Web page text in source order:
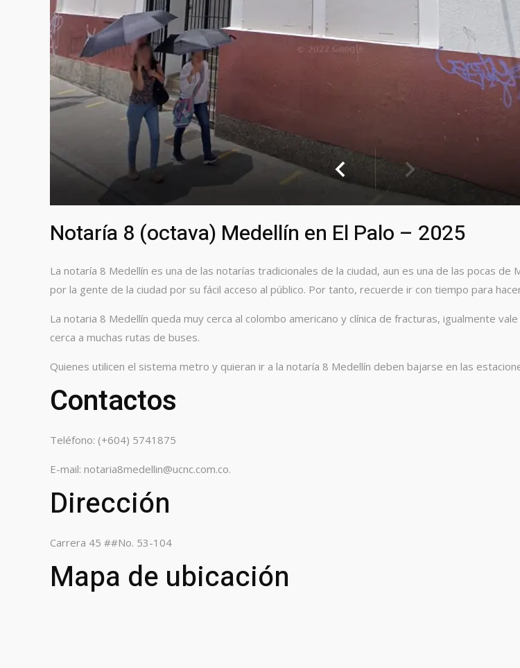
Notaría 8 (octava) Medellín en El Palo – 2025
La notaría 8 Medellín es una de las notarías tradicionales de la ciudad, aun es una de las pocas
por la gente de la ciudad por su fácil acceso al público. Por tanto, recuerde ir con tiempo para
La notaria 8 Medellín queda muy cerca al colombo americano y clínica de fracturas, igualmente
cerca a muchas rutas de buses.
Quienes utilicen el sistema metro y quieran ir a la notaría 8 Medellín deben bajarse en las
Contactos
Teléfono: (+604) 5741875
E-mail: notaria8medellin@ucnc.com.co.
Dirección
Carrera 45 ##No. 53-104
Mapa de ubicación